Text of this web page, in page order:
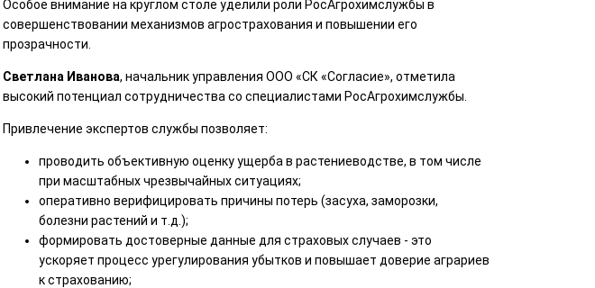
Особое внимание на круглом столе уделили роли РосАгрохимслужбы в
совершенствовании механизмов агрострахования и повышении его
прозрачности.
Светлана Иванова, начальник управления ООО «СК «Согласие», отметила
высокий потенциал сотрудничества со специалистами РосАгрохимслужбы.
Привлечение экспертов службы позволяет:
проводить объективную оценку ущерба в растениеводстве, в том числе
при масштабных чрезвычайных ситуациях;
оперативно верифицировать причины потерь (засуха, заморозки,
болезни растений и т.д.);
формировать достоверные данные для страховых случаев - это
ускоряет процесс урегулирования убытков и повышает доверие аграриев
к страхованию;